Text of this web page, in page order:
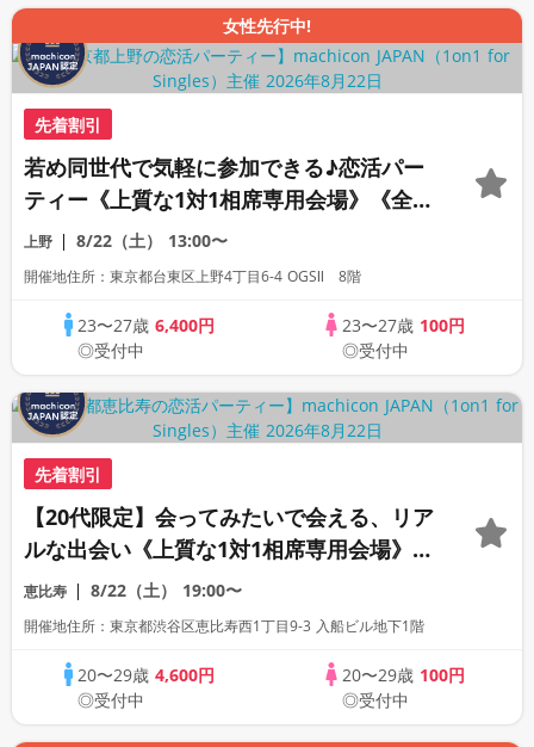
女性先行中!
先着割引
若め同世代で気軽に参加できる♪恋活パー
ティー《上質な1対1相席専用会場》《全席
半個室》《飲み放題付き》《machicon
JAPAN主催》
上野 8/22（土） 13:00〜
開催地住所：東京都台東区上野4丁目6-4 OGSⅡ 8階
23〜27歳6,400円
◎受付中
23〜27歳 100円
◎受付中
先着割引
【20代限定】会ってみたいで会える、リア
ルな出会い《上質な1対1相席専用会場》
《全席半個室》《飲み放題付き》
《machicon JAPAN主催》
恵比寿 8/22（土） 19:00〜
開催地住所：東京都渋谷区恵比寿西1丁目9-3 入船ビル地下1階
20〜29歳4,600円
◎受付中
20〜29歳 100円
◎受付中